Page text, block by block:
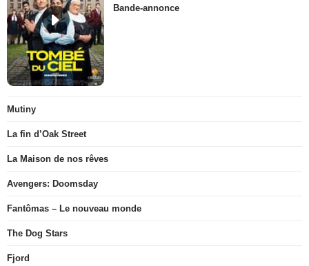
Bande-annonce
Mutiny
La fin d’Oak Street
La Maison de nos rêves
Avengers: Doomsday
Fantômas – Le nouveau monde
The Dog Stars
Fjord